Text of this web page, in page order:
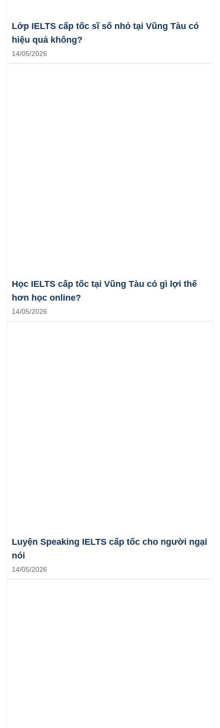
Lớp IELTS cấp tốc sĩ số nhỏ tại Vũng Tàu có
hiệu quả không?
14/05/2026
Học IELTS cấp tốc tại Vũng Tàu có gì lợi thế
hơn học online?
14/05/2026
Luyện Speaking IELTS cấp tốc cho người ngại
nói
14/05/2026